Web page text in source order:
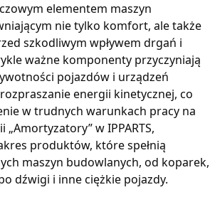
elementem maszyn
nie tylko komfort, ale także
szkodliwym wpływem drgań i
ważne komponenty przyczyniają
pojazdów i urządzeń
energii kinetycznej, co
w trudnych warunkach pracy na
w IPPARTS,
produktów, które spełnią
maszyn budowlanych, od koparek,
dźwigi i inne ciężkie pojazdy.